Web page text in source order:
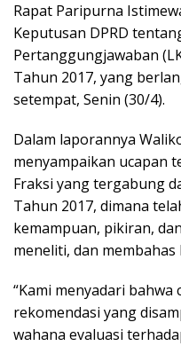
Rapat Paripurna
Keputusan DPRD
Pertanggungjawaban
Tahun 2017, yang
setempat, Senin (30/4).
Dalam laporannya
menyampaikan ucapan
Fraksi yang tergabung
Tahun 2017, dimana
kemampuan, pikiran,
meneliti, dan membahas
“Kami menyadari
rekomendasi yang
wahana evaluasi